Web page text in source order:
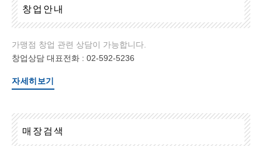
창업 안내
가맹점 창업 관련 상담이 가능합니다.
창업상담 대표전화 : 02-592-5236
자세히보기
매 장검 색